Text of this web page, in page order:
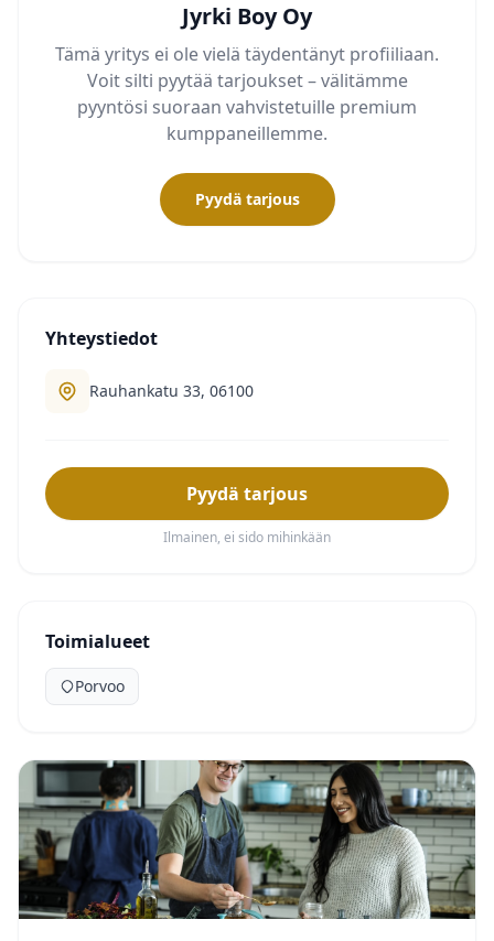
Jyrki Boy Oy
Tämä yritys ei ole vielä täydentänyt profiiliaan.
Voit silti pyytää tarjoukset – välitämme
pyyntösi suoraan vahvistetuille premium
kumppaneillemme.
Pyydä tarjous
Yhteystiedot
Rauhankatu 33, 06100
Pyydä tarjous
Ilmainen, ei sido mihinkään
Toimialueet
Porvoo